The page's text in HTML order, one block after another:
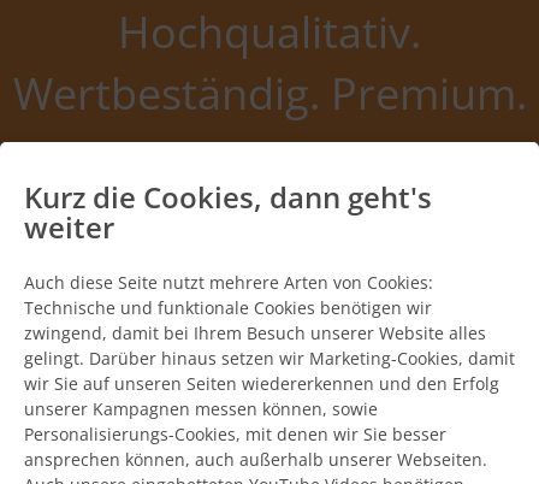
Kurz die Cookies, dann geht's
weiter
Auch diese Seite nutzt mehrere Arten von Cookies:
Technische und funktionale Cookies benötigen wir
zwingend, damit bei Ihrem Besuch unserer Website alles
gelingt. Darüber hinaus setzen wir Marketing-Cookies, damit
wir Sie auf unseren Seiten wiedererkennen und den Erfolg
unserer Kampagnen messen können, sowie
Personalisierungs-Cookies, mit denen wir Sie besser
ansprechen können, auch außerhalb unserer Webseiten.
Hochqualitativ.
Wertbeständig. Premium.
HIRST Grillkamins. Vergleichen